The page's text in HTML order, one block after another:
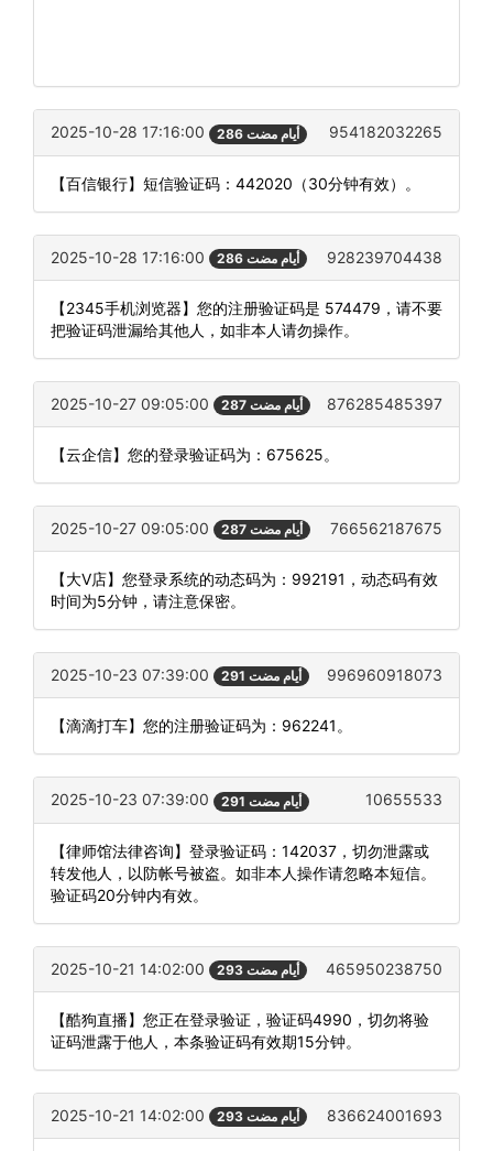
2025-10-28 17:16:00 286 أيام مضت 954182032265
【百信银行】短信验证码：442020（30分钟有效）。
2025-10-28 17:16:00 286 أيام مضت 928239704438
【2345手机浏览器】您的注册验证码是 574479，请不要
把验证码泄漏给其他人，如非本人请勿操作。
2025-10-27 09:05:00 287 أيام مضت 876285485397
【云企信】您的登录验证码为：675625。
2025-10-27 09:05:00 287 أيام مضت 766562187675
【大V店】您登录系统的动态码为：992191，动态码有效
时间为5分钟，请注意保密。
2025-10-23 07:39:00 291 أيام مضت 996960918073
【滴滴打车】您的注册验证码为：962241。
2025-10-23 07:39:00 291 أيام مضت 10655533
【律师馆法律咨询】登录验证码：142037，切勿泄露或
转发他人，以防帐号被盗。如非本人操作请忽略本短信。
验证码20分钟内有效。
2025-10-21 14:02:00 293 أيام مضت 465950238750
【酷狗直播】您正在登录验证，验证码4990，切勿将验
证码泄露于他人，本条验证码有效期15分钟。
2025-10-21 14:02:00 293 أيام مضت 836624001693